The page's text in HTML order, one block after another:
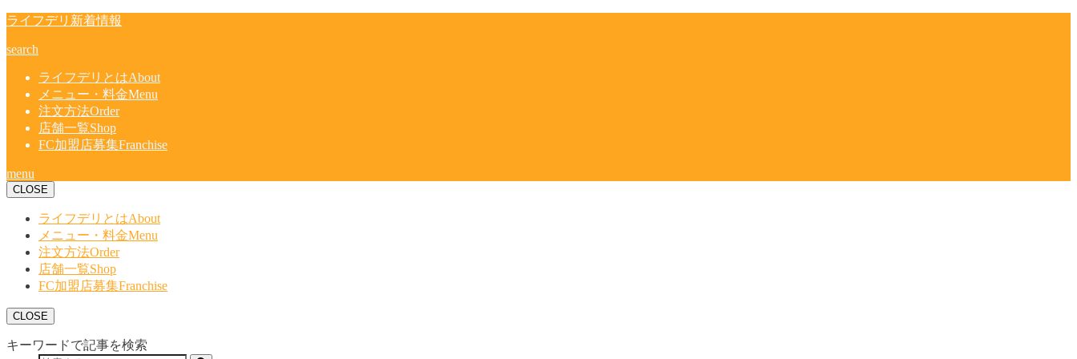
ライフデリ新着情報
search
ライフデリとはAbout
メニュー・料金Menu
注文方法Order
店舗一覧Shop
FC加盟店募集Franchise
menu
CLOSE
ライフデリとはAbout
メニュー・料金Menu
注文方法Order
店舗一覧Shop
FC加盟店募集Franchise
CLOSE
キーワードで記事を検索